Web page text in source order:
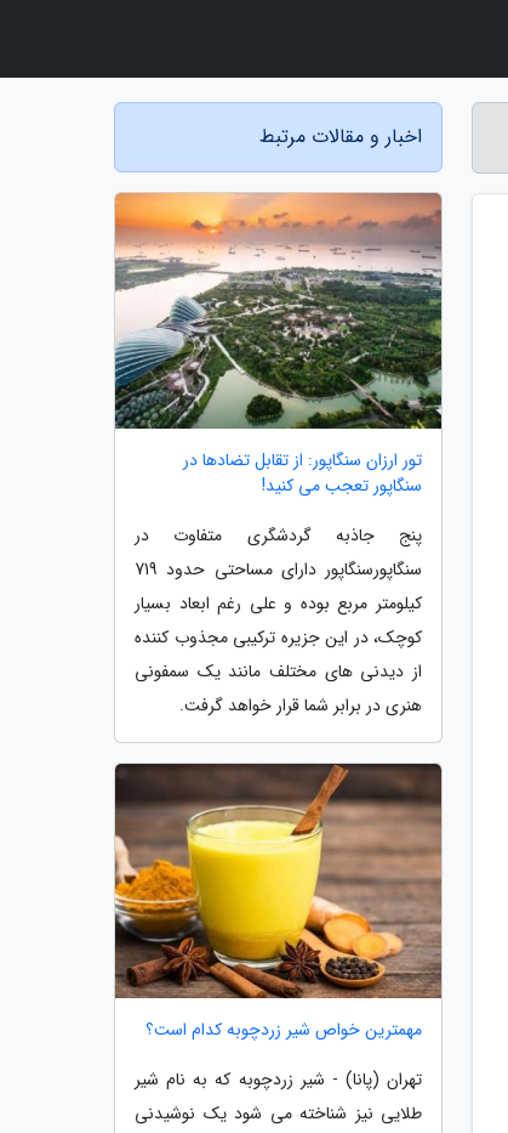
اخبار و مقالات مرتبط
تور ارزان سنگاپور: از تقابل تضادها در
سنگاپور تعجب می کنید!
پنج جاذبه گردشگری متفاوت در
سنگاپورسنگاپور دارای مساحتی حدود 719
کیلومتر مربع بوده و علی رغم ابعاد بسیار
کوچک، در این جزیره ترکیبی مجذوب کننده
از دیدنی های مختلف مانند یک سمفونی
هنری در برابر شما قرار خواهد گرفت.
مهمترین خواص شیر زردچوبه کدام است؟
تهران (پانا) - شیر زردچوبه که به نام شیر
طلایی نیز شناخته می شود یک نوشیدنی